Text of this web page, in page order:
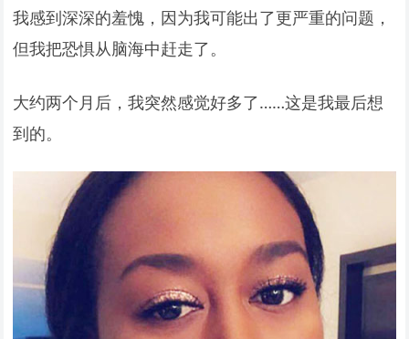
我感到深深的羞愧，因为我可能出了更严重的问题，
但我把恐惧从脑海中赶走了。
大约两个月后，我突然感觉好多了……这是我最后想
到的。